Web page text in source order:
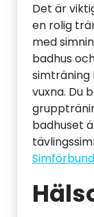
Det är
en rolig
med
badhus
simträning
vuxna. Du
badhuset